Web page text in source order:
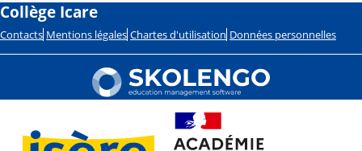
Collège Icare
Contacts Mentions légales Chartes d'utilisation Données personnelles